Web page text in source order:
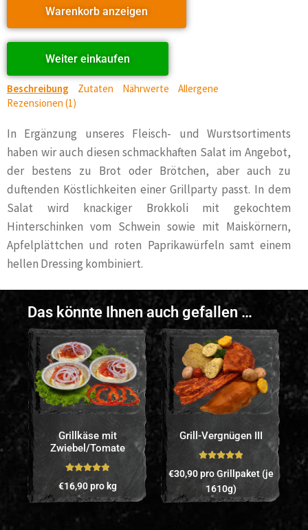
Warenkorb anzeigen
Weiter einkaufen
Beschreibung Zutaten Nährwerte
Allergene
Rezensionen (1)
In Ergänzung unseres Fleisch- und Wurstsortiments
haben wir auch diesen schmackhaften Salat im Angebot,
der bestens zu Brot oder Brötchen, aber auch zu
duftenden Köstlichkeiten einer Grillparty passt. In dem
Salat wird knackiger Brokkoli mit gekochtem
Hinterschinken vom Schwein sowie mit Maiskörnern,
Apfelplättchen und roten Paprikawürfeln samt einem
hellen Dressing kombiniert.
Das könnte Ihnen auch gefallen …
Grillkäse mit
Zwiebel/Tomate
Bewertet mit
5.00von 5
€16,90pro kg
Grill-Vergnügen III
Bewertet mit
5.00von 5
€30,90 pro Grillpaket (je
1610g)